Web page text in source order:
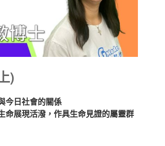
)
今日社會的關係
命展現活潑，作具生命見證的屬靈群